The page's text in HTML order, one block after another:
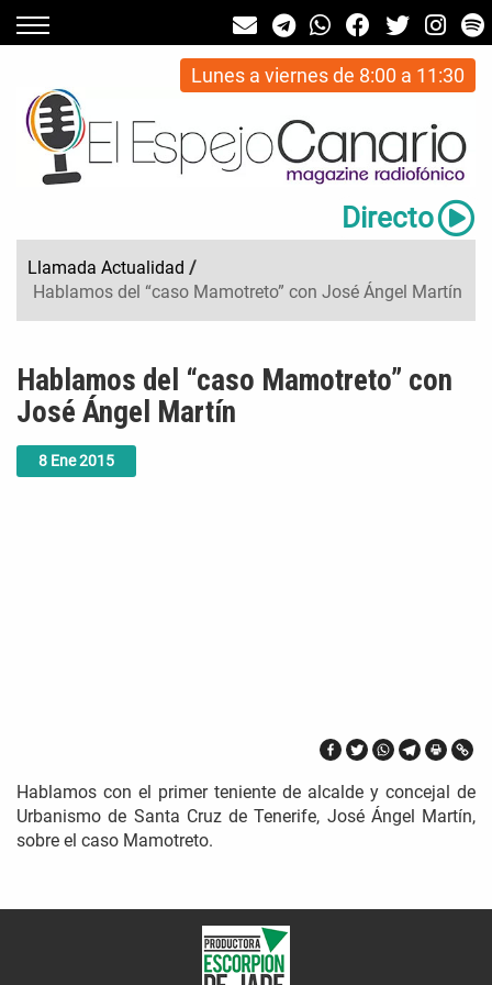
Lunes a viernes de 8:00 a 11:30
Directo
Llamada Actualidad /
Hablamos del “caso Mamotreto” con José Ángel Martín
8 Ene2015
Hablamos del “caso Mamotreto” con
José Ángel Martín
Hablamos con el primer teniente de alcalde y concejal de
Urbanismo de Santa Cruz de Tenerife, José Ángel Martín,
sobre el caso Mamotreto.